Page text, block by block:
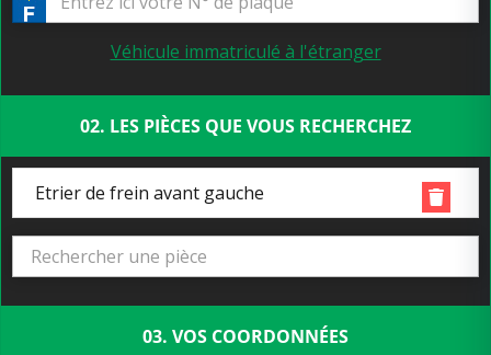
Véhicule immatriculé à l'étranger
02. LES PIÈCES QUE VOUS RECHERCHEZ
Etrier de frein avant gauche
03. VOS COORDONNÉES